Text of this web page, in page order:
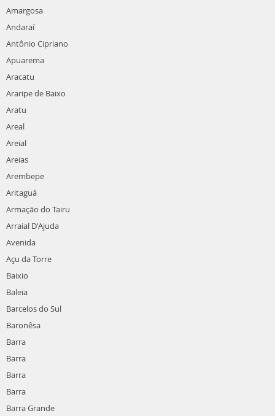
Amargosa
Andaraí
Antônio Cipriano
Apuarema
Aracatu
Araripe de Baixo
Aratu
Areal
Areial
Areias
Arembepe
Aritaguá
Armação do Tairu
Arraial D'Ajuda
Avenida
Açu da Torre
Baixio
Baleia
Barcelos do Sul
Baronêsa
Barra
Barra
Barra
Barra
Barra Grande